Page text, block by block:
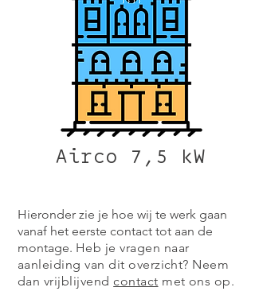
Airco 7,5 kW
Hieronder zie je hoe wij te werk gaan
vanaf het eerste contact tot aan de
montage. Heb je vragen naar
aanleiding van dit overzicht? Neem
dan vrijblijvend contact met ons op.